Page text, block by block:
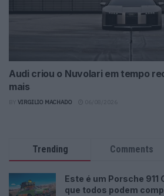
Audi criou o Nuvolari em tempo
mais
VIRGILIO MACHADO
Trending Comments
Este é um Porsche 911
que todos podem